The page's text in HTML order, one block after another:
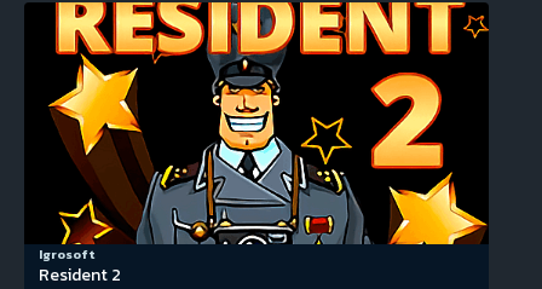
Igrosoft
Resident 2